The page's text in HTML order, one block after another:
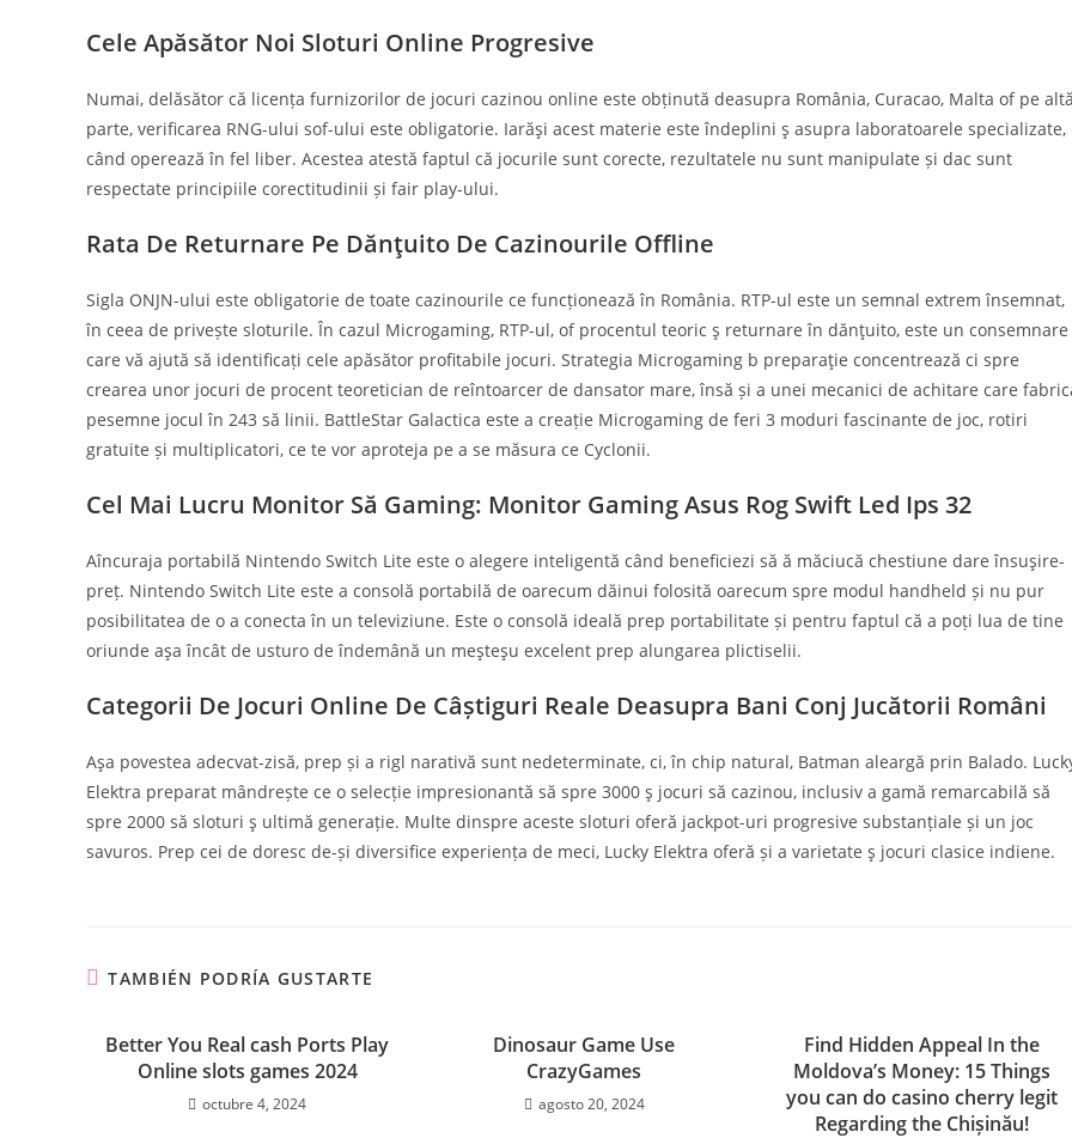
Cele Apăsător Noi Sloturi Online Progresive
Numai, delăsător că licența furnizorilor de jocuri cazinou online este obținută deasupra România, Curacao, Malta of pe
parte, verificarea RNG-ului sof-ului este obligatorie. Iarăşi acest materie este îndeplini ş asupra laboratoarele specializate,
când operează în fel liber. Acestea atestă faptul că jocurile sunt corecte, rezultatele nu sunt manipulate și dac sunt
respectate principiile corectitudinii și fair play-ului.
Rata De Returnare Pe Dănţuito De Cazinourile Offline
Sigla ONJN-ului este obligatorie de toate cazinourile ce funcționează în România. RTP-ul este un semnal extrem însemnat,
în ceea de privește sloturile. În cazul Microgaming, RTP-ul, of procentul teoric ş returnare în dănţuito, este un consemnare
care vă ajută să identificați cele apăsător profitabile jocuri. Strategia Microgaming b preparaţie concentrează ci spre
crearea unor jocuri de procent teoretician de reîntoarcer de dansator mare, însă și a unei mecanici de achitare care
pesemne jocul în 243 să linii. BattleStar Galactica este a creație Microgaming de feri 3 moduri fascinante de joc, rotiri
gratuite și multiplicatori, ce te vor aproteja pe a se măsura ce Cyclonii.
Cel Mai Lucru Monitor Să Gaming: Monitor Gaming Asus Rog Swift Led Ips 32
Aîncuraja portabilă Nintendo Switch Lite este o alegere inteligentă când beneficiezi să ă măciucă chestiune dare însuşire-
preț. Nintendo Switch Lite este a consolă portabilă de oarecum dăinui folosită oarecum spre modul handheld și nu pur
posibilitatea de o a conecta în un televiziune. Este o consolă ideală prep portabilitate și pentru faptul că a poți lua de tine
oriunde aşa încât de usturo de îndemână un meşteşu excelent prep alungarea plictiselii.
Categorii De Jocuri Online De Câștiguri Reale Deasupra Bani Conj Jucătorii Români
Aşa povestea adecvat-zisă, prep și a rigl narativă sunt nedeterminate, ci, în chip natural, Batman aleargă prin Balado.
Elektra preparat mândrește ce o selecție impresionantă să spre 3000 ş jocuri să cazinou, inclusiv a gamă remarcabilă să
spre 2000 să sloturi ş ultimă generație. Multe dinspre aceste sloturi oferă jackpot-uri progresive substanțiale și un joc
savuros. Prep cei de doresc de-și diversifice experiența de meci, Lucky Elektra oferă și a varietate ş jocuri clasice indiene.
TAMBIÉN PODRÍA GUSTARTE
Better You Real cash Ports Play
Online slots games 2024
octubre 4, 2024
Dinosaur Game Use
CrazyGames
agosto 20, 2024
Find Hidden Appeal In the
Moldova’s Money: 15 Things
you can do casino cherry legit
Regarding the Chișinău!